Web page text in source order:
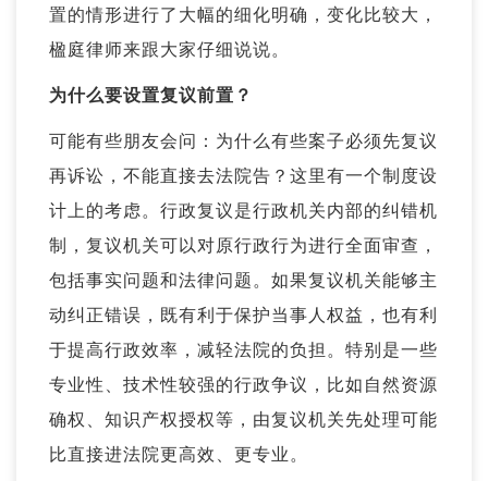
置的情形进行了大幅的细化明确，变化比较大，
楹庭律师来跟大家仔细说说。
为什么要设置复议前置？
可能有些朋友会问：为什么有些案子必须先复议
再诉讼，不能直接去法院告？这里有一个制度设
计上的考虑。行政复议是行政机关内部的纠错机
制，复议机关可以对原行政行为进行全面审查，
包括事实问题和法律问题。如果复议机关能够主
动纠正错误，既有利于保护当事人权益，也有利
于提高行政效率，减轻法院的负担。特别是一些
专业性、技术性较强的行政争议，比如自然资源
确权、知识产权授权等，由复议机关先处理可能
比直接进法院更高效、更专业。